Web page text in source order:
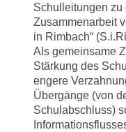
Schulleitungen zu
Zusammenarbeit
in Rimbach“
Als gemeinsame
Stärkung des
engere
Übergänge (von
Schulabschluss)